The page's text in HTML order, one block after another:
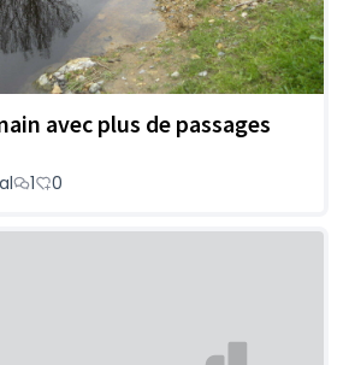
avec plus de passages
1 0